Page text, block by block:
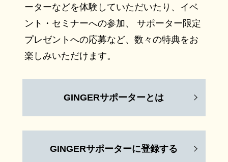
ーターなどを体験していただいたり、イベ
ント・セミナーへの参加、 サポーター限定
プレゼントへの応募など、数々の特典をお
楽しみいただけます。
GINGERサポーターとは
GINGERサポーターに登録する